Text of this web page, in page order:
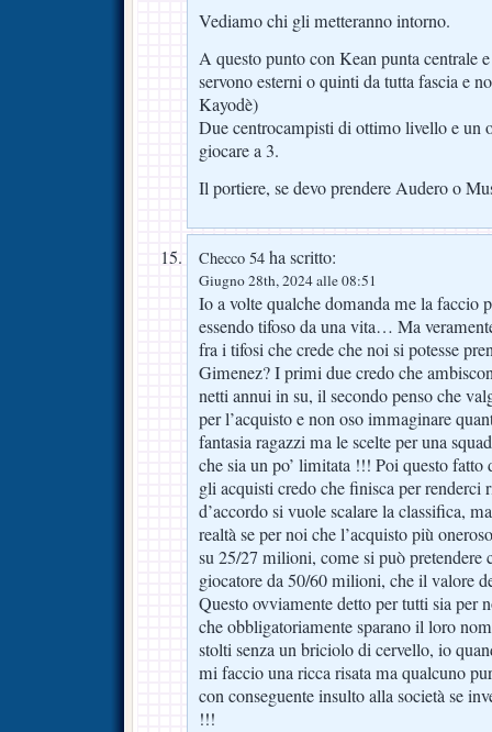
Vediamo chi gli metteranno intorno.
A questo punto con Kean punta centrale
servono esterni o quinti da tutta fascia e
Kayodè)
Due centrocampisti di ottimo livello e un
giocare a 3.
Il portiere, se devo prendere Audero o
Checco 54 ha scritto:
Giugno 28th, 2024 alle 08:51
Io a volte qualche domanda me la faccio
essendo tifoso da una vita… Ma
fra i tifosi che crede che noi si potesse
Gimenez? I primi due credo che
netti annui in su, il secondo penso che
per l’acquisto e non oso immaginare
fantasia ragazzi ma le scelte per una
che sia un po’ limitata !!! Poi questo
gli acquisti credo che finisca per
d’accordo si vuole scalare la classifica,
realtà se per noi che l’acquisto più
su 25/27 milioni, come si può pretendere
giocatore da 50/60 milioni, che il valore
Questo ovviamente detto per tutti sia per
che obbligatoriamente sparano il loro
stolti senza un briciolo di cervello, io
mi faccio una ricca risata ma qualcuno
con conseguente insulto alla società se
!!!